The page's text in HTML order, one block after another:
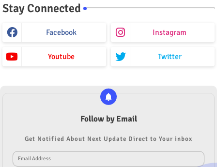
Stay Connected
Facebook Instagram
Youtube Twitter
Follow by Email
Get Notified About Next Update Direct to Your inbox